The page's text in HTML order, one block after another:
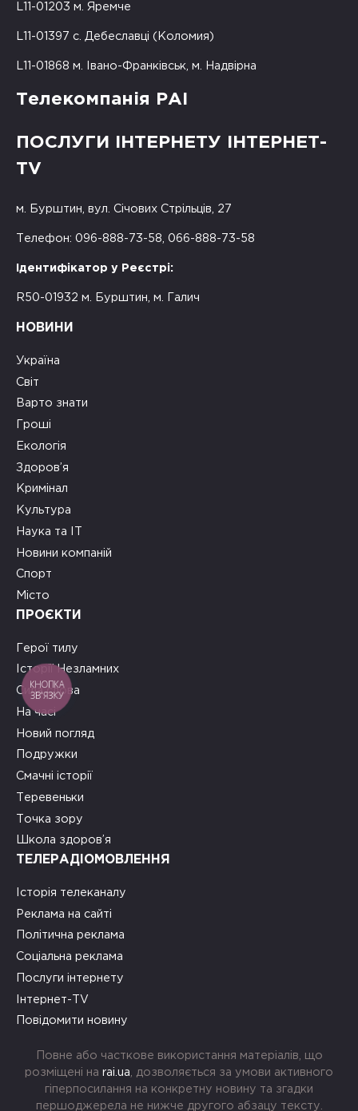
L11-01203 м. Яремче
L11-01397 с. Дебеславці (Коломия)
L11-01868 м. Івано-Франківськ, м. Надвірна
Телекомпанія РАІ
ПОСЛУГИ ІНТЕРНЕТУ ІНТЕРНЕТ-
TV
м. Бурштин, вул. Січових Стрільців, 27
Телефон: 096-888-73-58, 066-888-73-58
Ідентифікатор у Реєстрі:
R50-01932 м. Бурштин, м. Галич
НОВИНИ
Україна
Світ
Варто знати
Гроші
Екологія
Здоров’я
Кримінал
Культура
Наука та ІТ
Новини компаній
Спорт
Місто
ПРОЄКТИ
Герої тилу
Історії Незламних
Сила слова
На часі
Новий погляд
Подружки
Смачні історії
Теревеньки
Точка зору
Школа здоров’я
ТЕЛЕРАДІОМОВЛЕННЯ
Історія телеканалу
Реклама на сайті
Політична реклама
Соціальна реклама
Послуги інтернету
Інтернет-TV
Повідомити новину
Повне або часткове використання матеріалів, що
розміщені на rai.ua , дозволяється за умови активного
гіперпосилання на конкретну новину та згадки
першоджерела не нижче другого абзацу тексту.
КНОПКА
ЗВ'ЯЗКУ